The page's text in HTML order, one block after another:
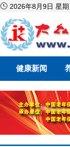
 2026年8月9日 星期
健康新闻